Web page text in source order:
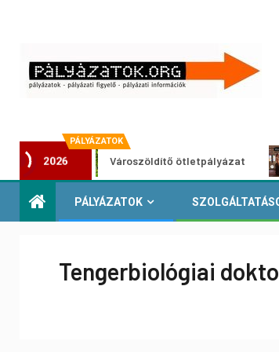
PÁLYÁZATOK
2026Városzöldítő ötletpályázat
PÁLYÁZATOK
Tengerbiológiai